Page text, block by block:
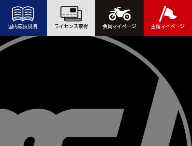
国内競技規則 ライセンス取得 会員マイページ 主催マイページ